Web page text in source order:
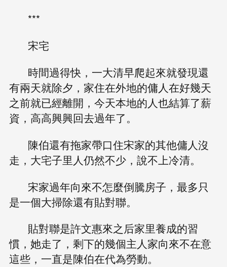
***
宋宅
時間過得快，一大清早爬起來就發現還
有兩天就除夕，家住在外地的傭人在好幾天
之前就已經離開，今天本地的人也結算了薪
資，高高興興回去過年了。
陳伯還有拖家帶口住宋家的其他傭人沒
走，大宅子里人仍然不少，說不上冷清。
宋家過年向來不怎麼倒騰房子，最多只
是一個大掃除還有貼對聯。
貼對聯是許文惠來之后家里養成的習
慣，她走了，剩下的幾個主人家向來不在意
這些，一直是陳伯在代為勞動。